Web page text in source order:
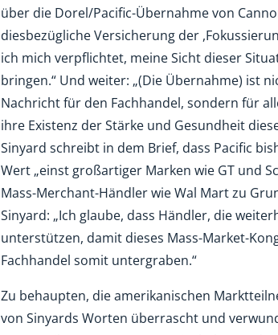
über die Dorel/Pacific-Übernahme von
diesbezügliche Versicherung der
ich mich verpflichtet, meine Sicht dieser
bringen.“ Und weiter: „(Die Übernahme) ist
Nachricht für den Fachhandel, sondern für
ihre Existenz der Stärke und Gesundheit
Sinyard schreibt in dem Brief, dass Pacific
Wert „einst großartiger Marken wie GT und
Mass-Merchant-Händler wie Wal Mart zu
Sinyard: „Ich glaube, dass Händler, die
unterstützen, damit dieses Mass-Market-
Fachhandel somit untergraben.“
Zu behaupten, die amerikanischen
von Sinyards Worten überrascht und